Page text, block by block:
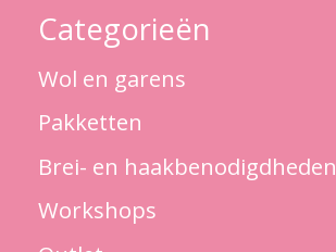
Categorieën
Wol en garens
Pakketten
Brei- en haakbenodigdheden
Workshops